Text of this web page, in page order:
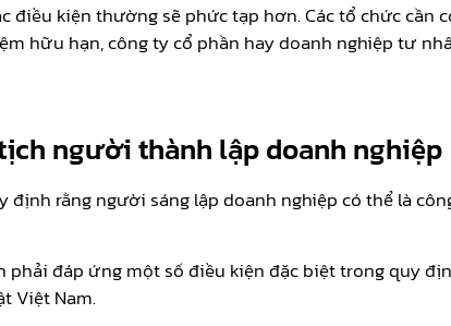
điều kiện thường sẽ phức tạp hơn. Các tổ chức
hữu hạn, công ty cổ phần hay doanh nghiệp tư
người thành lập doanh nghiệp
định rằng người sáng lập doanh nghiệp có thể là
đáp ứng một số điều kiện đặc biệt trong quy
Việt Nam.